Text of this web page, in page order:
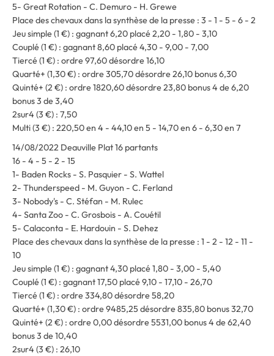
5- Great Rotation - C. Demuro - H. Grewe
Place des chevaux dans la synthèse de la presse : 3 - 1 - 5 - 6 - 2
Jeu simple (1 €) : gagnant 6,20 placé 2,20 - 1,80 - 3,10
Couplé (1 €) : gagnant 8,60 placé 4,30 - 9,00 - 7,00
Tiercé (1 €) : ordre 97,60 désordre 16,10
Quarté+ (1,30 €) : ordre 305,70 désordre 26,10 bonus 6,30
Quinté+ (2 €) : ordre 1820,60 désordre 23,80 bonus 4 de 6,20
bonus 3 de 3,40
2sur4 (3 €) : 7,50
Multi (3 €) : 220,50 en 4 - 44,10 en 5 - 14,70 en 6 - 6,30 en 7
14/08/2022 Deauville Plat 16 partants
16 - 4 - 5 - 2 - 15
1- Baden Rocks - S. Pasquier - S. Wattel
2- Thunderspeed - M. Guyon - C. Ferland
3- Nobody's - C. Stéfan - M. Rulec
4- Santa Zoo - C. Grosbois - A. Couétil
5- Calaconta - E. Hardouin - S. Dehez
Place des chevaux dans la synthèse de la presse : 1 - 2 - 12 - 11 -
10
Jeu simple (1 €) : gagnant 4,30 placé 1,80 - 3,00 - 5,40
Couplé (1 €) : gagnant 17,50 placé 9,10 - 17,10 - 26,70
Tiercé (1 €) : ordre 334,80 désordre 58,20
Quarté+ (1,30 €) : ordre 9485,25 désordre 835,80 bonus 32,70
Quinté+ (2 €) : ordre 0,00 désordre 5531,00 bonus 4 de 62,40
bonus 3 de 10,40
2sur4 (3 €) : 26,10